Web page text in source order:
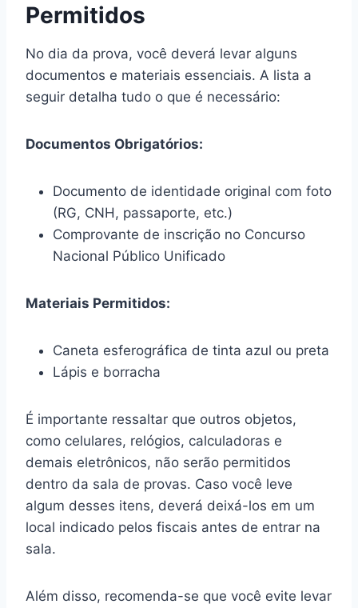
Permitidos
No dia da prova, você deverá levar alguns
documentos e materiais essenciais. A lista a
seguir detalha tudo o que é necessário:
Documentos Obrigatórios:
Documento de identidade original com foto
(RG, CNH, passaporte, etc.)
Comprovante de inscrição no Concurso
Nacional Público Unificado
Materiais Permitidos:
Caneta esferográfica de tinta azul ou preta
Lápis e borracha
É importante ressaltar que outros objetos,
como celulares, relógios, calculadoras e
demais eletrônicos, não serão permitidos
dentro da sala de provas. Caso você leve
algum desses itens, deverá deixá-los em um
local indicado pelos fiscais antes de entrar na
sala.
Além disso, recomenda-se que você evite levar